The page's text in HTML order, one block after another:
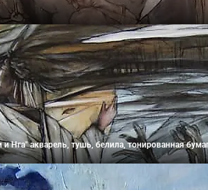
Нга" акварель, тушь, белила, тонированная